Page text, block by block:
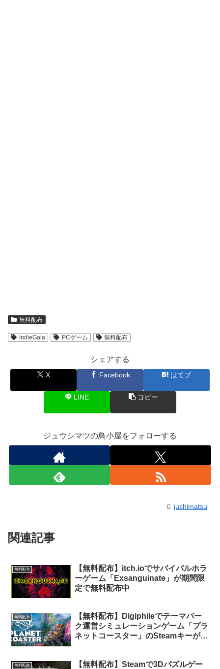
無料配布
IndieGala PCゲーム 無料配布
シェアする
X Facebook はてブ
LINE コピー
ジュウシマツの鳥小屋をフォローする
jushimatsu
関連記事
無料配布
【無料配布】itch.ioでサバイバルホラ
ーゲーム「Exsanguinate」が期間限
定で無料配布中
無料配布
【無料配布】Digiphileでテーマパー
ク運営シミュレーションゲーム「プラ
ネットコースター」のSteamキーが本
無料配布
【無料配布】Steamで3Dパズルゲー